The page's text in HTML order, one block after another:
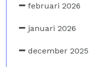
februari 2026
januari 2026
december 2025